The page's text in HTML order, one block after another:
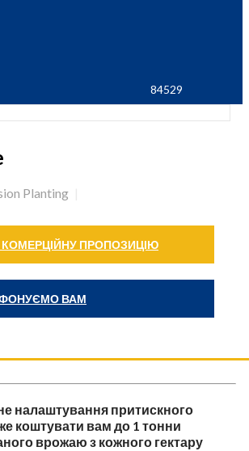
Planting
ПРОПОЗИЦІЮ
ВАМ
налаштування притискного
коштувати вам до 1 тонни
врожаю з кожного гектару